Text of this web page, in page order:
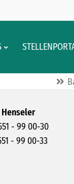
- 99 00-30
- 99 00-33